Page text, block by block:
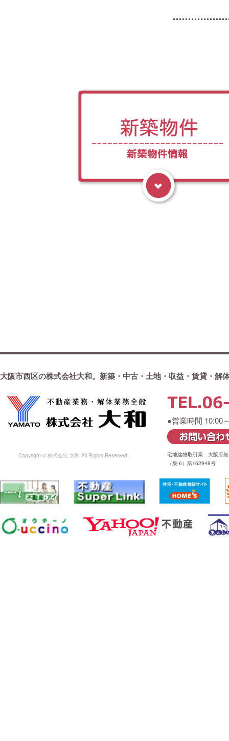
大阪市西区の株式会社大和。新築・中古・土地・収益・賃貸・解
Copyright © 株式会社 大和 All Rights Reserved.
●営業時間 10:00
宅地建物取引業 大阪府
（般-6）第162948号